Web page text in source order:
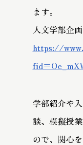
ます。
人文学部企
https://
学部紹介や
談、模擬授
ので、関心